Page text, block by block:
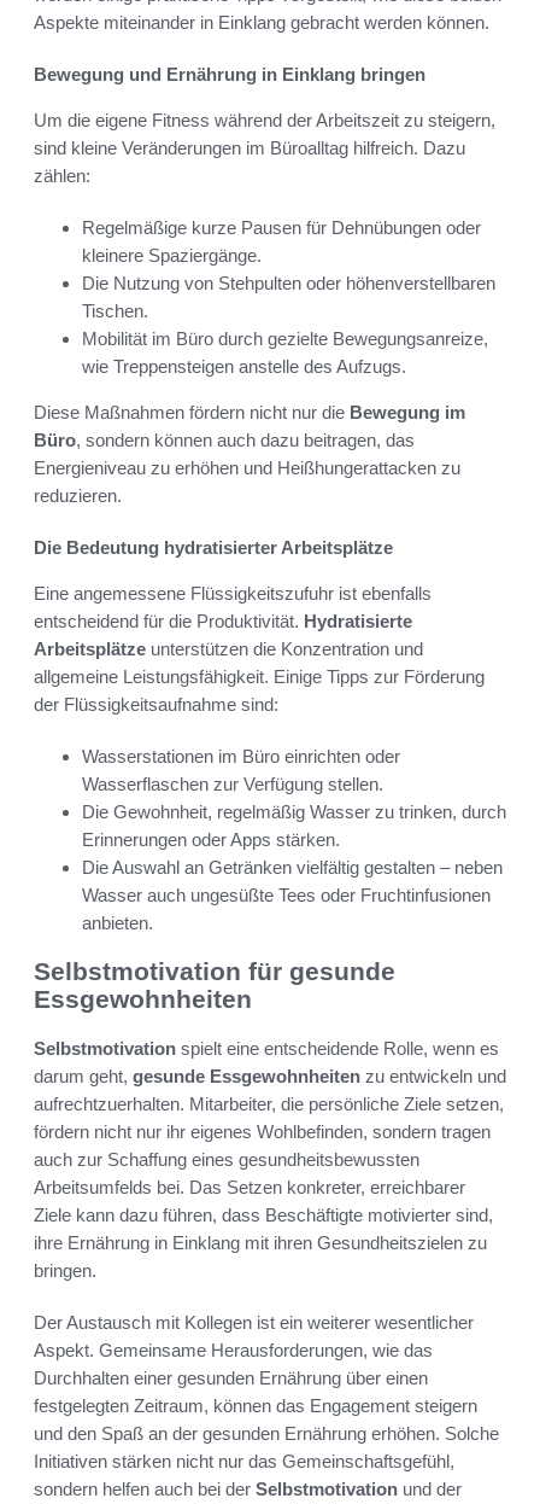
Aspekte miteinander in Einklang gebracht werden können.
Bewegung und Ernährung in Einklang bringen
Um die eigene Fitness während der Arbeitszeit zu steigern,
sind kleine Veränderungen im Büroalltag hilfreich. Dazu
zählen:
Regelmäßige kurze Pausen für Dehnübungen oder
kleinere Spaziergänge.
Die Nutzung von Stehpulten oder höhenverstellbaren
Tischen.
Mobilität im Büro durch gezielte Bewegungsanreize,
wie Treppensteigen anstelle des Aufzugs.
Diese Maßnahmen fördern nicht nur die Bewegung im
Büro, sondern können auch dazu beitragen, das
Energieniveau zu erhöhen und Heißhungerattacken zu
reduzieren.
Die Bedeutung hydratisierter Arbeitsplätze
Eine angemessene Flüssigkeitszufuhr ist ebenfalls
entscheidend für die Produktivität. Hydratisierte
Arbeitsplätze unterstützen die Konzentration und
allgemeine Leistungsfähigkeit. Einige Tipps zur Förderung
der Flüssigkeitsaufnahme sind:
Wasserstationen im Büro einrichten oder
Wasserflaschen zur Verfügung stellen.
Die Gewohnheit, regelmäßig Wasser zu trinken, durch
Erinnerungen oder Apps stärken.
Die Auswahl an Getränken vielfältig gestalten – neben
Wasser auch ungesüßte Tees oder Fruchtinfusionen
anbieten.
Selbstmotivation für gesunde
Essgewohnheiten
Selbstmotivation spielt eine entscheidende Rolle, wenn es
darum geht, gesunde Essgewohnheiten zu entwickeln und
aufrechtzuerhalten. Mitarbeiter, die persönliche Ziele setzen,
fördern nicht nur ihr eigenes Wohlbefinden, sondern tragen
auch zur Schaffung eines gesundheitsbewussten
Arbeitsumfelds bei. Das Setzen konkreter, erreichbarer
Ziele kann dazu führen, dass Beschäftigte motivierter sind,
ihre Ernährung in Einklang mit ihren Gesundheitszielen zu
bringen.
Der Austausch mit Kollegen ist ein weiterer wesentlicher
Aspekt. Gemeinsame Herausforderungen, wie das
Durchhalten einer gesunden Ernährung über einen
festgelegten Zeitraum, können das Engagement steigern
und den Spaß an der gesunden Ernährung erhöhen. Solche
Initiativen stärken nicht nur das Gemeinschaftsgefühl,
sondern helfen auch bei der Selbstmotivation und der